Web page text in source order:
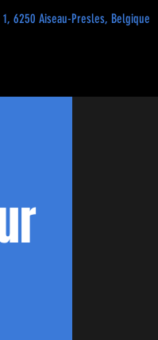
6250 Aiseau-Presles, Belgique